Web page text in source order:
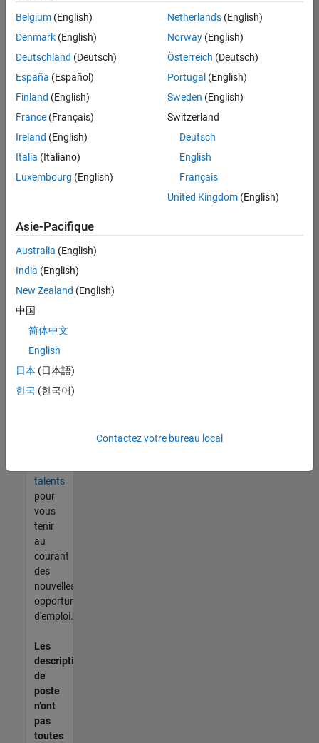
à vos
critères
de
recherche.
Vous
pouvez
élargir
votre
recherche
ou
afficher
l’ensemble
d'emploi.
malgré
tout
vous
trouvez
pas
d'offre
corresponde
à vos
talents
pour
vous
tenir
au
courant
des
nouvelles
opportunités
d'emploi.
Les
descriptions
de
poste
n’ont
pas
toutes
Belgium (English)
Denmark (English)
Deutschland (Deutsch)
España (Español)
Finland (English)
France (Français)
Ireland (English)
Italia (Italiano)
Luxembourg (English)
Netherlands(English)
Norway(English)
Österreich (Deutsch)
Portugal (English)
Sweden (English)
Switzerland
Deutsch
English
Français
United Kingdom(English)
Asie-Pacifique
Australia (English)
India (English)
New Zealand (English)
中国
简体中文
English
日本 (日本語)
한국 (한국어)
Contactez votre bureau local